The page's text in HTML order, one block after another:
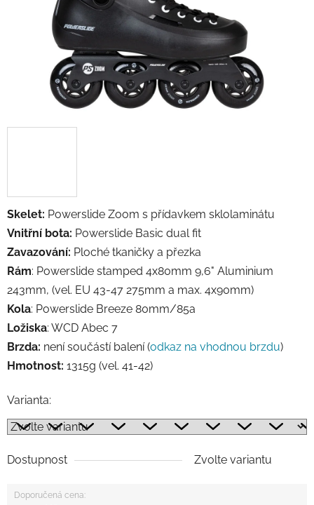
Skelet: Powerslide Zoom s přídavkem sklolaminátu
Vnitřní bota: Powerslide Basic dual fit
Zavazování: Ploché tkaničky a přezka
Rám: Powerslide stamped 4x80mm 9,6" Aluminium
243mm, (vel. EU 43-47 275mm a max. 4x90mm)
Kola: Powerslide Breeze 80mm/85a
Ložiska: WCD Abec 7
Brzda: není součástí balení (odkaz na vhodnou brzdu)
Hmotnost: 1315g (vel. 41-42)
Varianta:
Dostupnost Zvolte variantu